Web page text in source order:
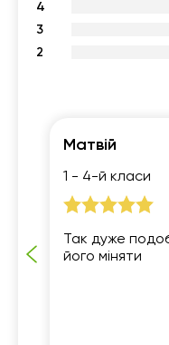
4
3
2
Матвій
1 - 4-й класи
Так дуже
його міняти